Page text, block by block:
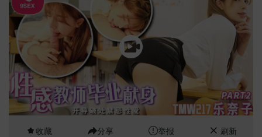
收藏 分享 举报 刷新